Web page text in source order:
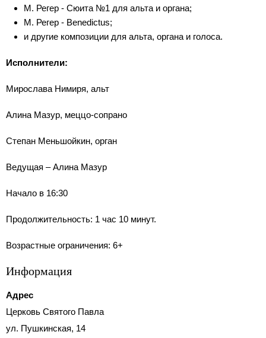
М. Регер - Сюита №1 для альта и органа;
М. Регер - Benedictus;
и другие композиции для альта, органа и голоса.
Исполнители:
Мирослава Нимиря, альт
Алина Мазур, меццо-сопрано
Степан Меньшойкин, орган
Ведущая – Алина Мазур
Начало в 16:30
Продолжительность: 1 час 10 минут.
Возрастные ограничения: 6+
Информация
Адрес
Церковь Святого Павла
ул. Пушкинская, 14